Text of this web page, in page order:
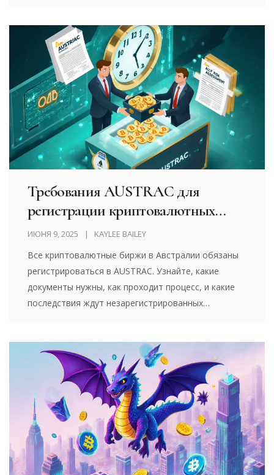
Требования AUSTRAC для
регистрации криптовалютных
бирж в Австралии
ИЮНЯ 9, 2025 KAYLEE BAILEY
Все криптовалютные биржи в Австралии обязаны
регистрироваться в AUSTRAC. Узнайте, какие
документы нужны, как проходит процесс, и какие
последствия ждут незарегистрированных